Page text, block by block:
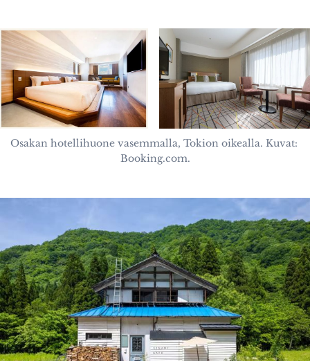
Osakan hotellihuone vasemmalla, Tokion oikealla. Kuvat:
Booking.com.